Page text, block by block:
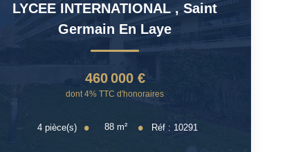
LYCEE INTERNATIONAL ,Saint
Germain En Laye
460 000 €
dont 4% TTC d'honoraires
4pièce(s) 88m² Réf : 10291